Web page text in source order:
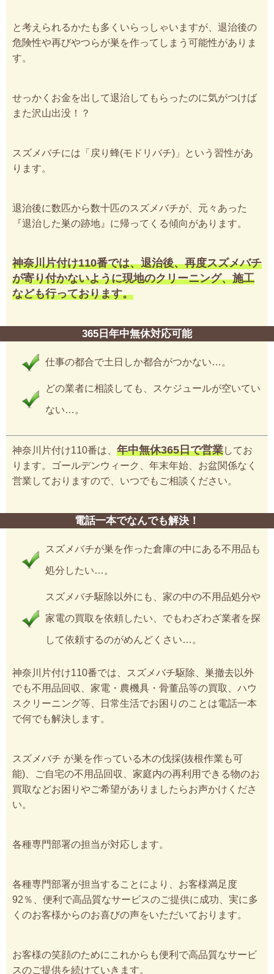
と考えられるかたも多くいらっしゃいますが、退治後の
危険性や再びやつらが巣を作ってしまう可能性がありま
す。
せっかくお金を出して退治してもらったのに気がつけば
また沢山出没！？
スズメバチには「戻り蜂(モドリバチ)」という習性があ
ります。
退治後に数匹から数十匹のスズメバチが、元々あった
『退治した巣の跡地』に帰ってくる傾向があります。
神奈川片付け110番では、退治後、再度スズメバチ
が寄り付かないように現地のクリーニング、施工
なども行っております。
365日年中無休対応可能
仕事の都合で土日しか都合がつかない…。
どの業者に相談しても、スケジュールが空いてい
ない…。
神奈川片付け110番は、 年中無休365日で営業してお
ります。ゴールデンウィーク、年末年始、お盆関係なく
営業しておりますので、いつでもご相談ください。
電話一本でなんでも解決！
スズメバチが巣を作った倉庫の中にある不用品も
処分したい…。
スズメバチ駆除以外にも、家の中の不用品処分や
家電の買取を依頼したい、でもわざわざ業者を探
して依頼するのがめんどくさい…。
神奈川片付け110番では、スズメバチ駆除、巣撤去以外
でも不用品回収、家電・農機具・骨董品等の買取、ハウ
スクリーニング等、日常生活でお困りのことは電話一本
で何でも解決します。
スズメバチ が巣を作っている木の伐採(抜根作業も可
能)、ご自宅の不用品回収、家庭内の再利用できる物のお
買取などお困りやご希望がありましたらお声かけくださ
い。
各種専門部署の担当が対応します。
各種専門部署が担当することにより、お客様満足度
92％、便利で高品質なサービスのご提供に成功、実に多
くのお客様からのお喜びの声をいただいております。
お客様の笑顔のためにこれからも便利で高品質なサービ
スのご提供を続けていきます。